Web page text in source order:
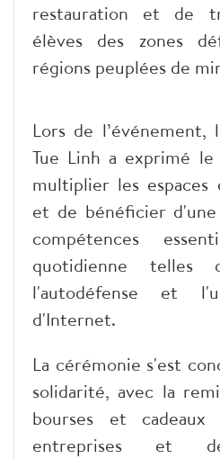
restauration et de
élèves des zones
régions peuplées de
Lors de l’événement,
Tue Linh a exprimé
multiplier les espaces
et de bénéficier
compétences
quotidienne telles
l'autodéfense et
d'Internet.
​La cérémonie s'est
solidarité, avec la
bourses et
entreprises et